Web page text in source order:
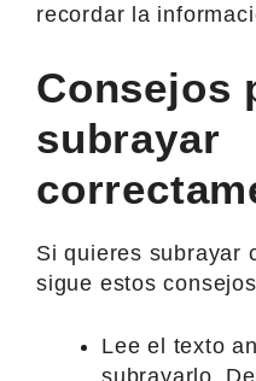
recordar la
Consejos
subrayar
Si quieres subrayar
sigue estos
Lee el texto
subrayarlo.